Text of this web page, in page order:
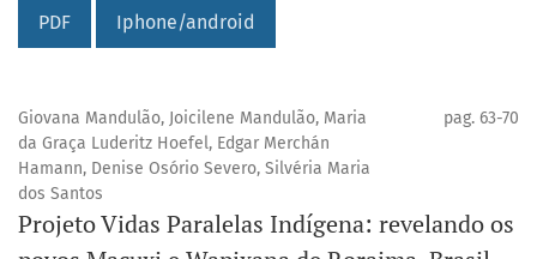
PDF Iphone/android
Giovana Mandulão, Joicilene Mandulão, Maria
da Graça Luderitz Hoefel, Edgar Merchán
Hamann, Denise Osório Severo, Silvéria Maria
dos Santos
pag. 63-70
Projeto Vidas Paralelas Indígena: revelando os